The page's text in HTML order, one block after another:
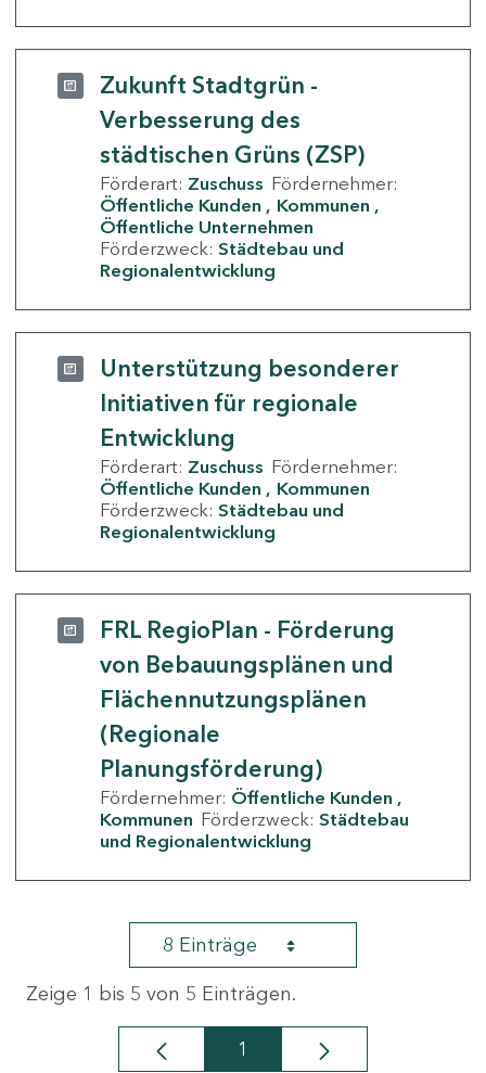
Zukunft Stadtgrün -
Verbesserung des
städtischen Grüns (ZSP)
Förderart: Zuschuss Fördernehmer:
Öffentliche Kunden
Kommunen
Öffentliche Unternehmen
Förderzweck: Städtebau und
Regionalentwicklung
Unterstützung besonderer
Initiativen für regionale
Entwicklung
Förderart: Zuschuss Fördernehmer:
Öffentliche Kunden
Kommunen
Förderzweck: Städtebau und
Regionalentwicklung
FRL RegioPlan - Förderung
von Bebauungsplänen und
Flächennutzungsplänen
(Regionale
Planungsförderung)
Fördernehmer: Öffentliche Kunden
Kommunen Förderzweck: Städtebau
und Regionalentwicklung
8 Einträge
Zeige 1 bis 5 von 5 Einträgen.
Seite
1